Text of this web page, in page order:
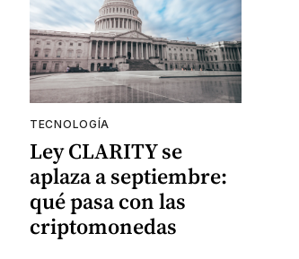
TECNOLOGÍA
Ley CLARITY se
aplaza a septiembre:
qué pasa con las
criptomonedas